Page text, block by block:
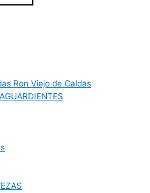
Ron Viejo de Caldas
AGUARDIENTES